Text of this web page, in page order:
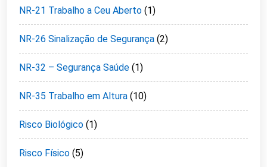
NR-21 Trabalho a Ceu Aberto (1)
NR-26 Sinalização de Segurança (2)
NR-32 – Segurança Saúde (1)
NR-35 Trabalho em Altura (10)
Risco Biológico (1)
Risco Físico (5)